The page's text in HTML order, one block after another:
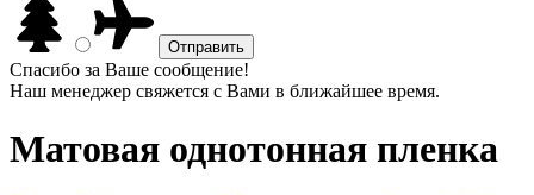
Спасибо за Ваше сообщение!
Наш менеджер свяжется с Вами в ближайшее время.
Матовая однотонная пленка